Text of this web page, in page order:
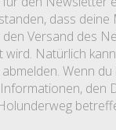
dass deine
Versand des
wird. Natürlich
Wenn du
den